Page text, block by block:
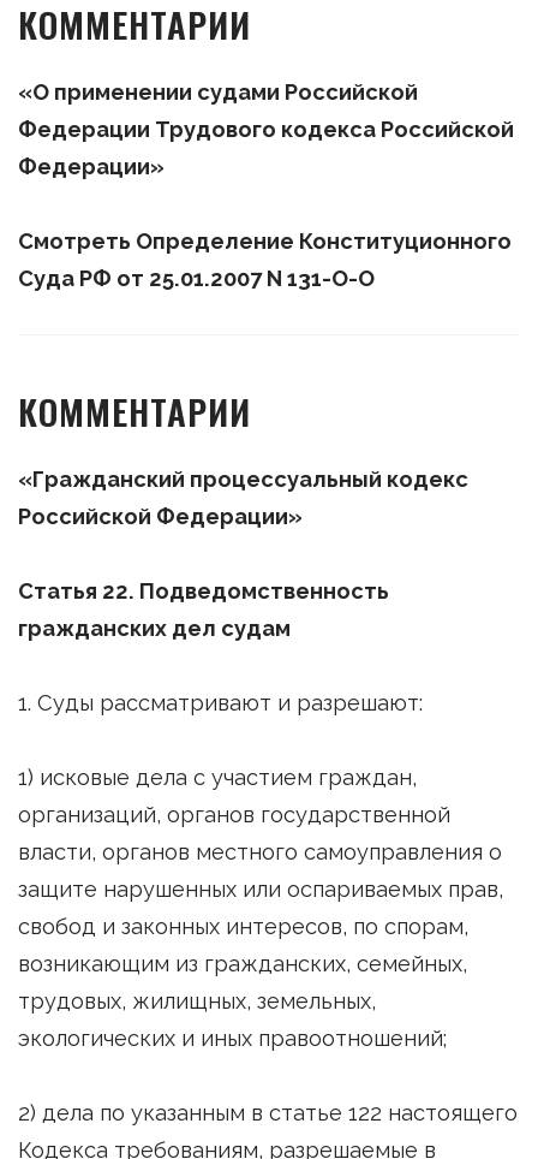
КОММЕНТАРИИ
«О применении судами Российской
Федерации Трудового кодекса Российской
Федерации»
Смотреть Определение Конституционного
Суда РФ от 25.01.2007 N 131-О-О
КОММЕНТАРИИ
«Гражданский процессуальный кодекс
Российской Федерации»
Статья 22. Подведомственность
гражданских дел судам
1. Суды рассматривают и разрешают:
1) исковые дела с участием граждан,
организаций, органов государственной
власти, органов местного самоуправления о
защите нарушенных или оспариваемых прав,
свобод и законных интересов, по спорам,
возникающим из гражданских, семейных,
трудовых, жилищных, земельных,
экологических и иных правоотношений;
2) дела по указанным в статье 122 настоящего
Кодекса требованиям, разрешаемые в